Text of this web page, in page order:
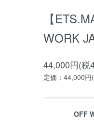
【
WORK
44,000円(税
定価：44,000
OFF